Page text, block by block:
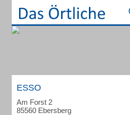
ESSO
Am Forst 2
85560 Ebersberg